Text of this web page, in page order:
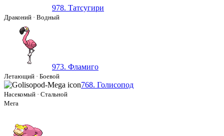
978. Татсугири
Драконий · Водный
973. Фламиго
Летающий · Боевой
768. Голисопод
Насекомый · Стальной
Мега